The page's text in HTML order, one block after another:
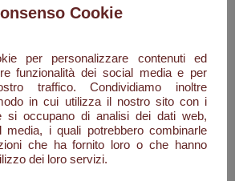
di garofano. Le note resinose
elegante, misteriosa e
caldo e sensuale
Cookie
per personalizzare contenuti ed
funzionalità dei social media e per
traffico. Condividiamo inoltre
in cui utilizza il nostro sito con i
si occupano di analisi dei dati web,
media, i quali potrebbero combinarle
che ha fornito loro o che hanno
dei loro servizi.